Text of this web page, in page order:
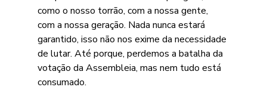
como o nosso torrão, com a nossa gente,
com a nossa geração. Nada nunca estará
garantido, isso não nos exime da necessidade
de lutar. Até porque, perdemos a batalha da
votação da Assembleia, mas nem tudo está
consumado.